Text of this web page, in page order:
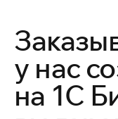
у нас
на 1С